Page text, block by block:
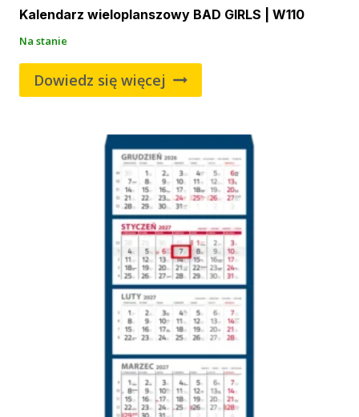
Kalendarz wieloplanszowy BAD GIRLS | W110
Na stanie
Dowiedz się więcej